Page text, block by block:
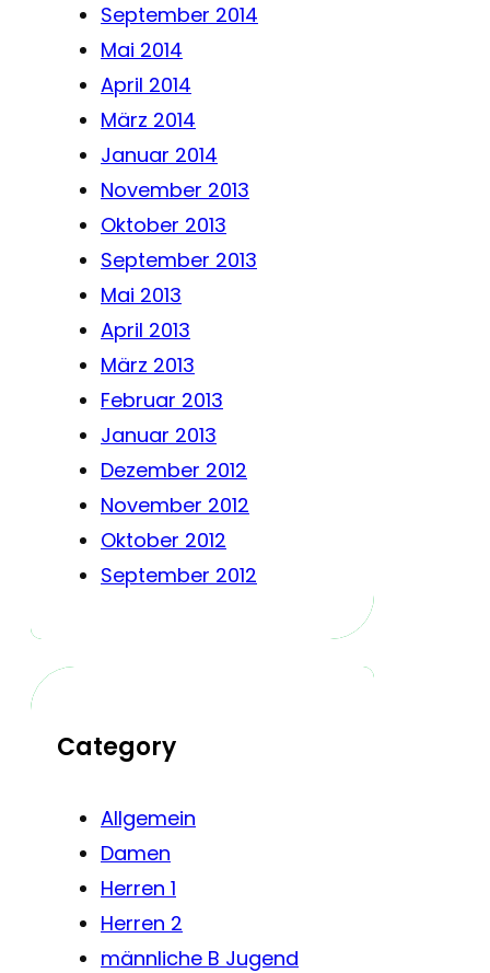
September 2014
Mai 2014
April 2014
März 2014
Januar 2014
November 2013
Oktober 2013
September 2013
Mai 2013
April 2013
März 2013
Februar 2013
Januar 2013
Dezember 2012
November 2012
Oktober 2012
September 2012
Category
Allgemein
Damen
Herren 1
Herren 2
männliche B Jugend